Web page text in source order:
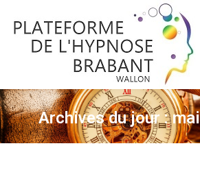
Archives du jour :
Vous